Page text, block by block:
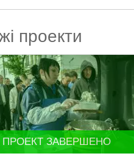
проекти
ПРОЕКТ ЗАВЕРШЕНО